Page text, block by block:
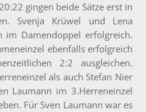
gingen beide Sätze erst in
Svenja Krüwel und Lena
im Damendoppel erfolgreich.
ebenfalls erfolgreich
2:2 ausgleichen.
als auch Stefan Nier
Laumann im 3.Herreneinzel
Für Sven Laumann war es